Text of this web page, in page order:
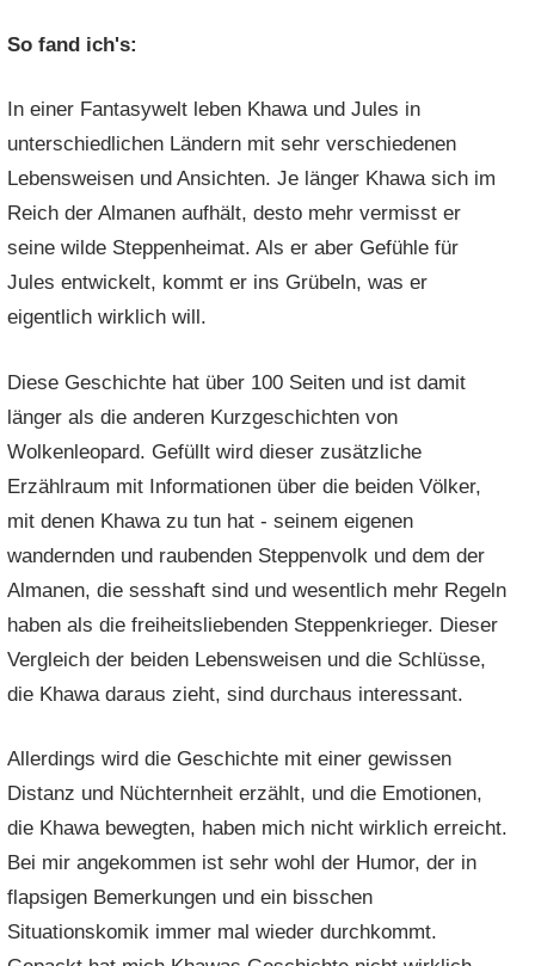
So fand ich's:
In einer Fantasywelt leben Khawa und Jules in
unterschiedlichen Ländern mit sehr verschiedenen
Lebensweisen und Ansichten. Je länger Khawa sich im
Reich der Almanen aufhält, desto mehr vermisst er
seine wilde Steppenheimat. Als er aber Gefühle für
Jules entwickelt, kommt er ins Grübeln, was er
eigentlich wirklich will.
Diese Geschichte hat über 100 Seiten und ist damit
länger als die anderen Kurzgeschichten von
Wolkenleopard. Gefüllt wird dieser zusätzliche
Erzählraum mit Informationen über die beiden Völker,
mit denen Khawa zu tun hat - seinem eigenen
wandernden und raubenden Steppenvolk und dem der
Almanen, die sesshaft sind und wesentlich mehr Regeln
haben als die freiheitsliebenden Steppenkrieger. Dieser
Vergleich der beiden Lebensweisen und die Schlüsse,
die Khawa daraus zieht, sind durchaus interessant.
Allerdings wird die Geschichte mit einer gewissen
Distanz und Nüchternheit erzählt, und die Emotionen,
die Khawa bewegten, haben mich nicht wirklich erreicht.
Bei mir angekommen ist sehr wohl der Humor, der in
flapsigen Bemerkungen und ein bisschen
Situationskomik immer mal wieder durchkommt.